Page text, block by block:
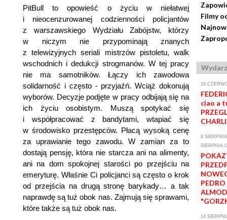
PitBull to opowieść o życiu w niełatwej
i nieocenzurowanej codzienności policjantów
z warszawskiego Wydziału Zabójstw, którzy
w niczym nie przypominają znanych
z telewizyjnych seriali mistrzów pistoletu, walk
wschodnich i dedukcji strogmanów. W tej pracy
nie ma samotników. Łączy ich zawodowa
solidarność i często - przyjaźń. Wciąż dokonują
wyborów. Decyzje podjęte w pracy odbijają się na
ich życiu osobistym. Muszą spotykać się
i współpracować z bandytami, wtapiać się
w środowisko przestępców. Płacą wysoką cenę
za uprawianie tego zawodu. W zamian za to
dostają pensję, która nie starcza ani na alimenty,
ani na dom spokojnej starości po przejściu na
emeryturę. Właśnie Ci policjanci są często o krok
od przejścia na drugą stronę barykady… a tak
naprawdę są tuż obok nas. Zajmują się sprawami,
które także są tuż obok nas.
Filmy
19
ciao a
8
SIERPNIA
PEDRO
14